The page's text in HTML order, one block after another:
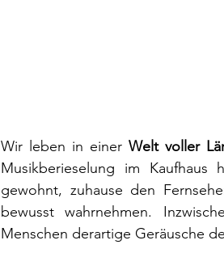
Wir leben in einer Welt voller
Musikberieselung im
gewohnt, zuhause den
bewusst wahrnehmen.
Menschen derartige Geräusche